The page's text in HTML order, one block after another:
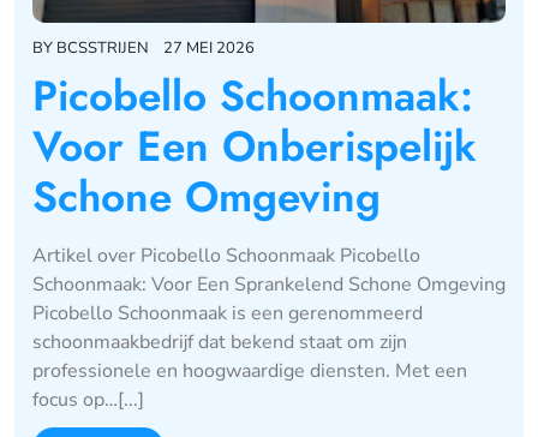
BY BCSSTRIJEN 27 MEI 2026
Picobello Schoonmaak:
Voor Een Onberispelijk
Schone Omgeving
Artikel over Picobello Schoonmaak Picobello
Schoonmaak: Voor Een Sprankelend Schone Omgeving
Picobello Schoonmaak is een gerenommeerd
schoonmaakbedrijf dat bekend staat om zijn
professionele en hoogwaardige diensten. Met een
focus op…[...]